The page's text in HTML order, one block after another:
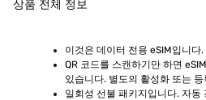
상품 전체 정보
이것은 데이터 전용 eSIM입니
QR 코드를 스캔하기만 하면
있습니다. 별도의 활성화 또는
일회성 선불 패키지입니다. 자동